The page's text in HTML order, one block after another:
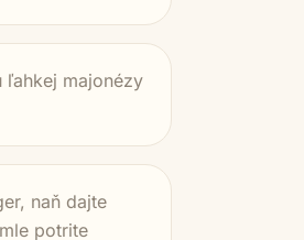
ľahkej majonézy
naň dajte
potrite